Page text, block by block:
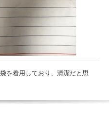
を着用しており、清潔だと思